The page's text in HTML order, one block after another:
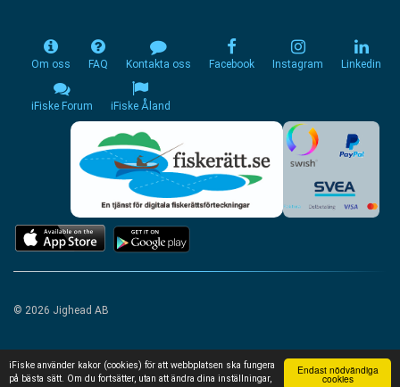
Endast nödvändiga
cookies
iFiske använder kakor (cookies) för att webbplatsen ska fungera
på bästa sätt. Om du fortsätter, utan att ändra dina inställningar,
Om oss FAQ Kontakta oss Facebook Instagram Linkedin
iFiske Forum iFiske Åland
© 2026 Jighead AB